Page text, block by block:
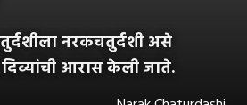
नरकचतुर्दशी असे
आरास केली जाते.